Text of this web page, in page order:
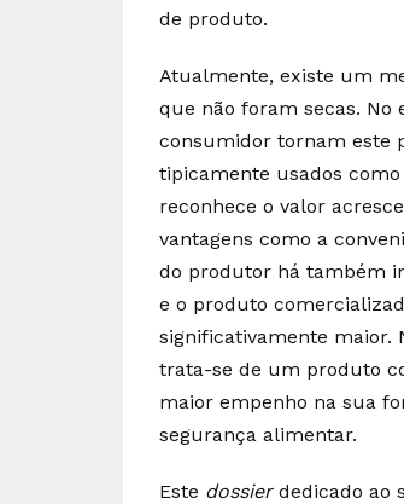
de produto.
Atualmente, existe um
que não foram secas. No
consumidor tornam este
tipicamente usados
reconhece o valor
vantagens como a
do produtor há também
e o produto
significativamente maior.
trata-se de um produto
maior empenho na sua
segurança alimentar.
Este dossier dedicado ao